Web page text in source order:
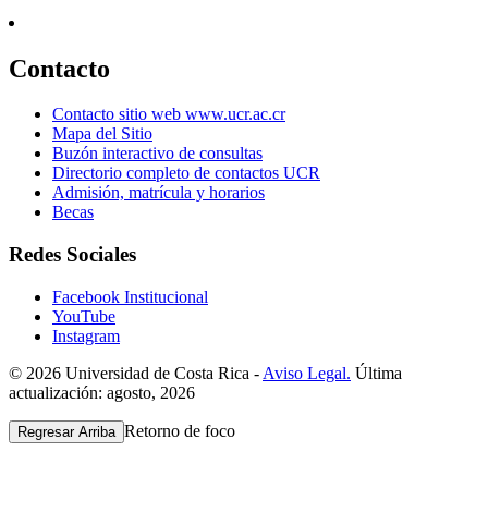
Contacto
Contacto sitio web www.ucr.ac.cr
Mapa del Sitio
Buzón interactivo de consultas
Directorio completo de contactos UCR
Admisión, matrícula y horarios
Becas
Redes Sociales
Facebook Institucional
YouTube
Instagram
© 2026 Universidad de Costa Rica - Aviso Legal. Última
actualización: agosto, 2026
Regresar Arriba Retorno de foco